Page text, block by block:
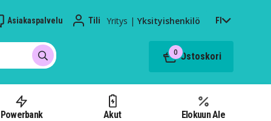
Asiakaspalvelu Tili Yritys | Yksityishenkilö FI
0 Ostoskori
Powerbank Akut Elokuun Ale